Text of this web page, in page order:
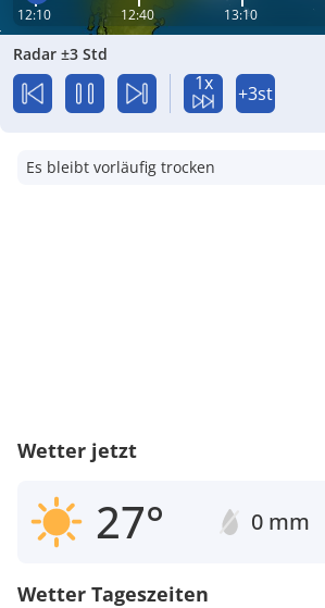
12:10 12:40 13:10
Radar ±3 Std
1x +3st
Es bleibt vorläufig trocken
Wetter jetzt
27° 0 mm
Wetter Tageszeiten